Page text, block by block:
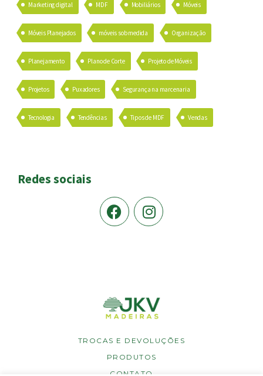
Marketing digital MDF Mobiliários Móveis
Móveis Planejados móveis sob medida Organização
Planejamento Plano de Corte Projeto de Móveis
Projetos Puxadores Segurança na marcenaria
Tecnologia Tendências Tipos de MDF Vendas
Redes sociais
TROCAS E DEVOLUÇÕES
PRODUTOS
CONTATO